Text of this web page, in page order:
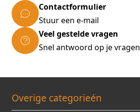
Contactformulier
Stuur een e-mail
Veel gestelde vragen
Snel antwoord op je vragen
Overige categorieén